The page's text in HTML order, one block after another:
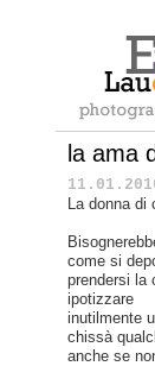
la ama
La donna di
come si
prendersi la
ipotizzare
inutilmente
chissà
anche se